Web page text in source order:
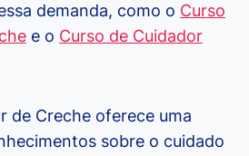
demanda, como o Curso
e o Curso de Cuidador
de Creche oferece uma
sobre o cuidado